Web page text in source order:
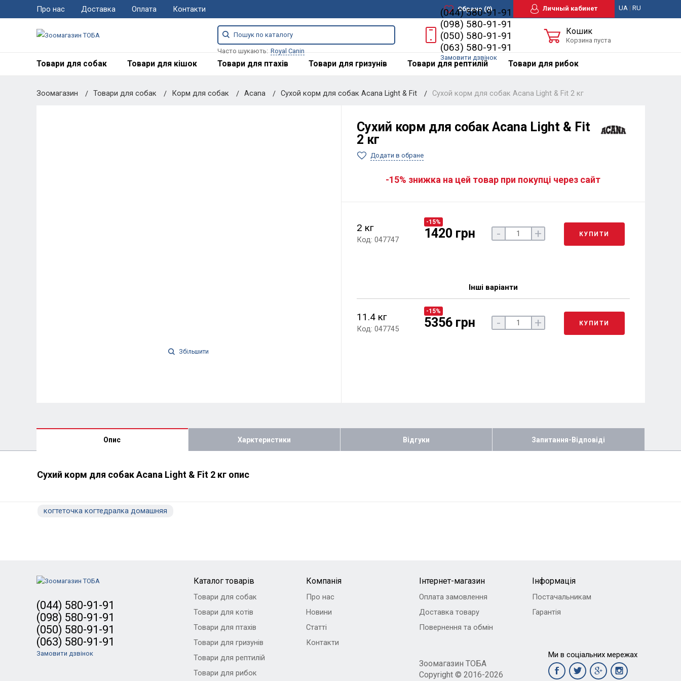
Про нас Доставка Оплата Контакти Обране(0) Личный кабинет UA| RU
Часто шукають: Royal Canin
(044) 580-91-91
(098) 580-91-91
(050) 580-91-91
(063) 580-91-91
Замовити дзвінок
Кошик
Корзина пуста
Товари для собак Товари для кішок Товари для птахів Товари для гризунів Товари для рептилій Товари для рибок
Зоомагазин Товари для собак Корм для собак Acana Сухой корм для собак Acana Light & Fit Сухой корм для собак Acana Light & Fit 2 кг
Збільшити
Сухий корм для собак Acana Light & Fit
2 кг
Додати в обране
-15% знижка на цей товар при покупці через сайт
2 кг
Код: 047747
-15%
1420 грн - + КУПИТИ
Інші варіанти
11.4 кг
Код: 047745
-15%
5356 грн - + КУПИТИ
Опис Харктеристики Відгуки Запитання-Відповіді
Сухий корм для собак Acana Light & Fit 2 кг опис
когтеточка когтедралка домашняя
(044) 580-91-91
(098) 580-91-91
(050) 580-91-91
(063) 580-91-91
Замовити дзвінок
Каталог товарів
Товари для собак
Товари для котів
Товари для птахів
Товари для гризунів
Товари для рептилій
Товари для рибок
Компанія
Про нас
Новини
Статті
Контакти
Інтернет-магазин
Оплата замовлення
Доставка товару
Повернення та обмін
Зоомагазин ТОБА
Copyright © 2016-2026
Інформація
Постачальникам
Гарантія
Ми в соціальних мережах